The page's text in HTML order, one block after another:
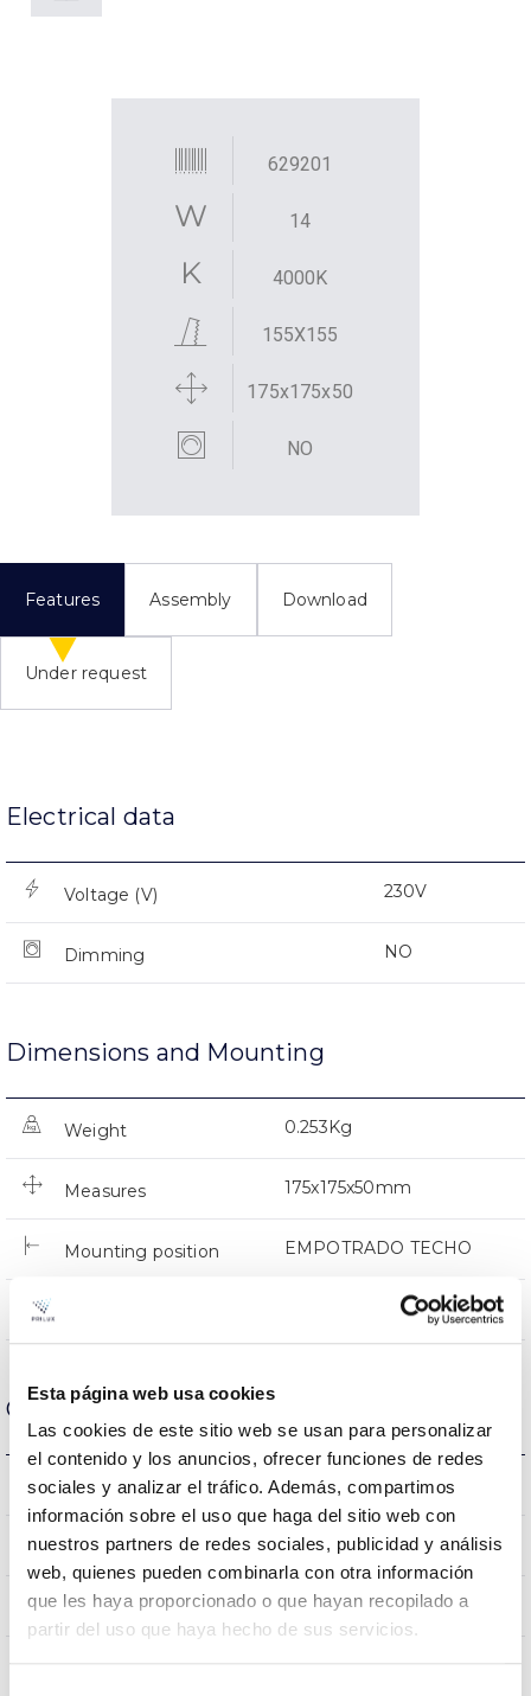
Esta página web usa cookies
Las cookies de este sitio web se usan para personalizar
el contenido y los anuncios, ofrecer funciones de redes
sociales y analizar el tráfico. Además, compartimos
información sobre el uso que haga del sitio web con
nuestros partners de redes sociales, publicidad y análisis
web, quienes pueden combinarla con otra información
que les haya proporcionado o que hayan recopilado a
partir del uso que haya hecho de sus servicios.
629201
14
4000K
155X155
175x175x50
NO
Features Assembly Download
Under request
Electrical data
Voltage (V) 230V
Dimming NO
Dimensions and Mounting
Weight 0.253Kg
Measures 175x175x50mm
Mounting position EMPOTRADO TECHO
Optical data
Colour temperature 4000K
CRI Colour rendering index 80
Opening angle 100